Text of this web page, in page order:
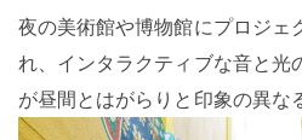
夜の美術館や博物館にプロジェ
れ、インタラクティブな音と光
が昼間とはがらりと印象の異な